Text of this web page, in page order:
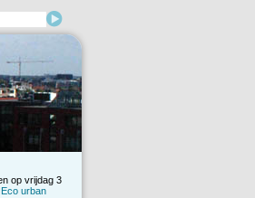
op vrijdag 3
Eco urban